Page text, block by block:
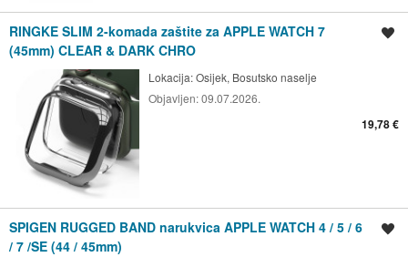
RINGKE SLIM 2-komada zaštite za APPLE WATCH 7
(45mm) CLEAR & DARK CHRO
Lokacija:Osijek, Bosutsko naselje
Objavljen:09.07.2026.
19,78 €
SPIGEN RUGGED BAND narukvica APPLE WATCH 4 / 5 / 6
/ 7 /SE (44 / 45mm)